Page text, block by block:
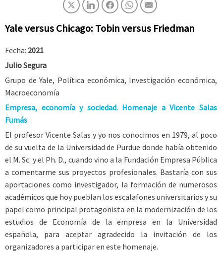
Yale versus Chicago: Tobin versus Friedman
Fecha: 2021
Julio Segura
Grupo de Yale, Política económica, Investigación económica,
Macroeconomía
Empresa, economía y sociedad. Homenaje a Vicente Salas
Fumás
El profesor Vicente Salas y yo nos conocimos en 1979, al poco
de su vuelta de la Universidad de Purdue donde había obtenido
el M. Sc. y el Ph. D., cuando vino a la Fundación Empresa Pública
a comentarme sus proyectos profesionales. Bastaría con sus
aportaciones como investigador, la formación de numerosos
académicos que hoy pueblan los escalafones universitarios y su
papel como principal protagonista en la modernización de los
estudios de Economía de la empresa en la Universidad
española, para aceptar agradecido la invitación de los
organizadores a participar en este homenaje.